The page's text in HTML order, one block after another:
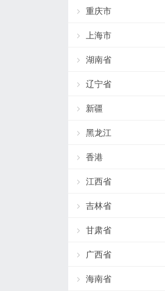
重庆市
上海市
湖南省
辽宁省
新疆
黑龙江
香港
江西省
吉林省
甘肃省
广西省
海南省